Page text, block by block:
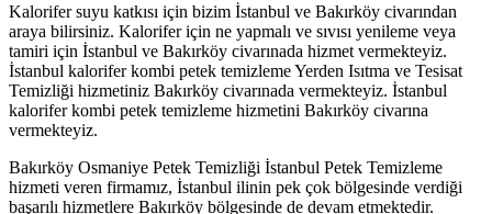
Kalorifer suyu katkısı için bizim İstanbul ve Bakırköy civarından
araya bilirsiniz. Kalorifer için ne yapmalı ve sıvısı yenileme veya
tamiri için İstanbul ve Bakırköy civarınada hizmet vermekteyiz.
İstanbul kalorifer kombi petek temizleme Yerden Isıtma ve Tesisat
Temizliği hizmetiniz Bakırköy civarınada vermekteyiz. İstanbul
kalorifer kombi petek temizleme hizmetini Bakırköy civarına
vermekteyiz.
Bakırköy Osmaniye Petek Temizliği İstanbul Petek Temizleme
hizmeti veren firmamız, İstanbul ilinin pek çok bölgesinde verdiği
başarılı hizmetlere Bakırköy bölgesinde de devam etmektedir.